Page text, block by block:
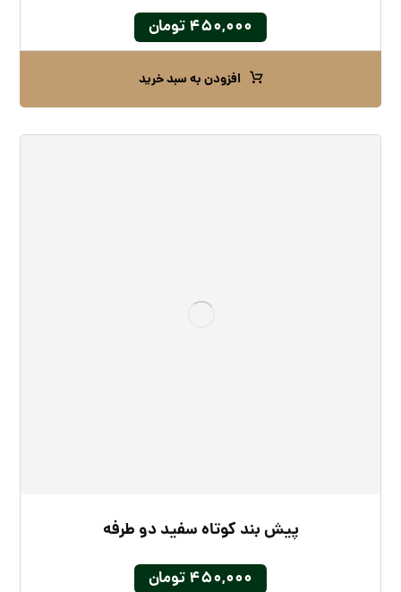
۴۵۰,۰۰۰تومان
افزودن به سبد خرید
پیش‌ بند کوتاه سفید دو طرفه
۴۵۰,۰۰۰تومان